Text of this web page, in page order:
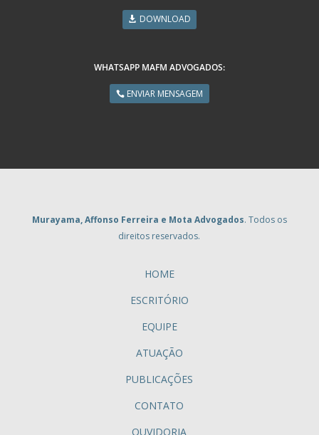
DOWNLOAD
WHATSAPP MAFM ADVOGADOS:
ENVIAR MENSAGEM
Murayama, Affonso Ferreira e Mota Advogados. Todos os
direitos reservados.
HOME
ESCRITÓRIO
EQUIPE
ATUAÇÃO
PUBLICAÇÕES
CONTATO
OUVIDORIA